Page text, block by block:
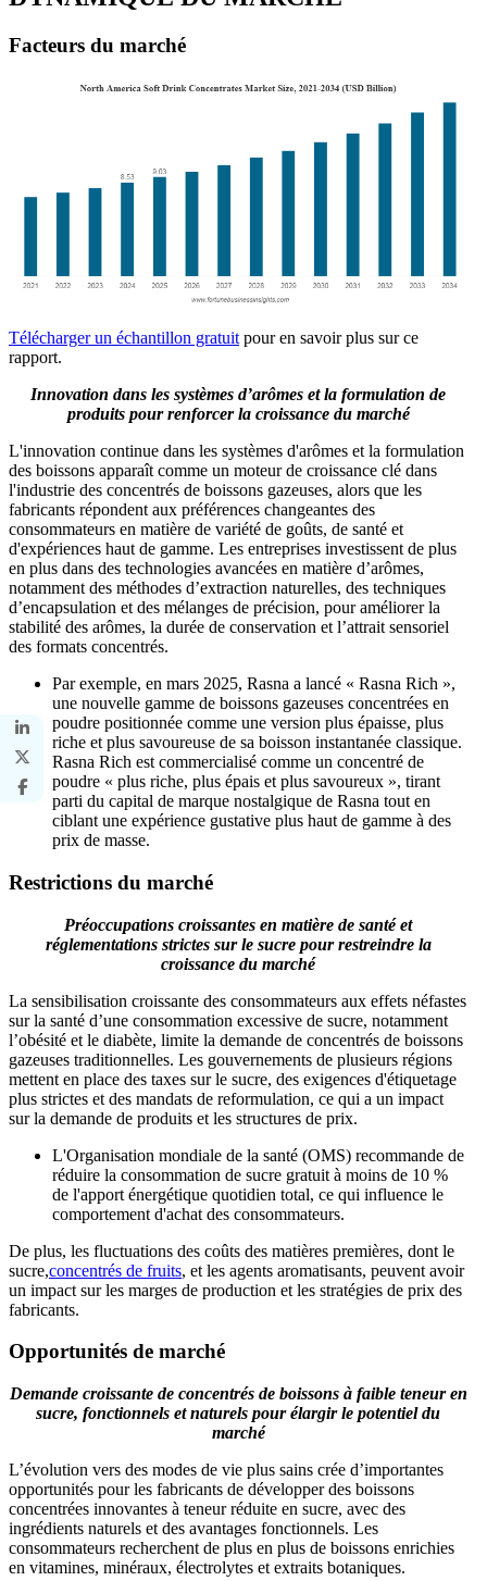
Facteurs du marché
Télécharger un échantillon gratuit pour en savoir plus sur ce
rapport.
Innovation dans les systèmes d’arômes et la formulation de
produits pour renforcer la croissance du marché
L'innovation continue dans les systèmes d'arômes et la formulation
des boissons apparaît comme un moteur de croissance clé dans
l'industrie des concentrés de boissons gazeuses, alors que les
fabricants répondent aux préférences changeantes des
consommateurs en matière de variété de goûts, de santé et
d'expériences haut de gamme. Les entreprises investissent de plus
en plus dans des technologies avancées en matière d’arômes,
notamment des méthodes d’extraction naturelles, des techniques
d’encapsulation et des mélanges de précision, pour améliorer la
stabilité des arômes, la durée de conservation et l’attrait sensoriel
des formats concentrés.
Par exemple, en mars 2025, Rasna a lancé « Rasna Rich »,
une nouvelle gamme de boissons gazeuses concentrées en
poudre positionnée comme une version plus épaisse, plus
riche et plus savoureuse de sa boisson instantanée classique.
Rasna Rich est commercialisé comme un concentré de
poudre « plus riche, plus épais et plus savoureux », tirant
parti du capital de marque nostalgique de Rasna tout en
ciblant une expérience gustative plus haut de gamme à des
prix de masse.
Restrictions du marché
Préoccupations croissantes en matière de santé et
réglementations strictes sur le sucre pour restreindre la
croissance du marché
La sensibilisation croissante des consommateurs aux effets néfastes
sur la santé d’une consommation excessive de sucre, notamment
l’obésité et le diabète, limite la demande de concentrés de boissons
gazeuses traditionnelles. Les gouvernements de plusieurs régions
mettent en place des taxes sur le sucre, des exigences d'étiquetage
plus strictes et des mandats de reformulation, ce qui a un impact
sur la demande de produits et les structures de prix.
L'Organisation mondiale de la santé (OMS) recommande de
réduire la consommation de sucre gratuit à moins de 10 %
de l'apport énergétique quotidien total, ce qui influence le
comportement d'achat des consommateurs.
De plus, les fluctuations des coûts des matières premières, dont le
sucre,concentrés de fruits, et les agents aromatisants, peuvent avoir
un impact sur les marges de production et les stratégies de prix des
fabricants.
Opportunités de marché
Demande croissante de concentrés de boissons à faible teneur en
sucre, fonctionnels et naturels pour élargir le potentiel du
marché
L’évolution vers des modes de vie plus sains crée d’importantes
opportunités pour les fabricants de développer des boissons
concentrées innovantes à teneur réduite en sucre, avec des
ingrédients naturels et des avantages fonctionnels. Les
consommateurs recherchent de plus en plus de boissons enrichies
en vitamines, minéraux, électrolytes et extraits botaniques.